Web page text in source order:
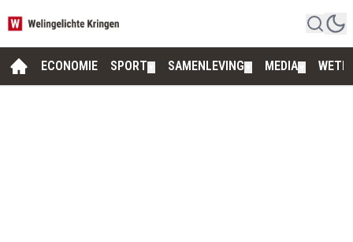
ECONOMIE SPORT SAMENLEVING MEDIA